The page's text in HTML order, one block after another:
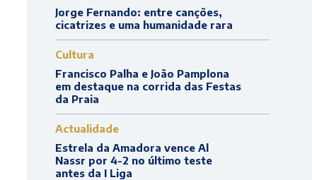
Jorge Fernando: entre canções,
cicatrizes e uma humanidade rara
Cultura
Francisco Palha e João Pamplona
em destaque na corrida das Festas
da Praia
Actualidade
Estrela da Amadora vence Al
Nassr por 4-2 no último teste
antes da I Liga